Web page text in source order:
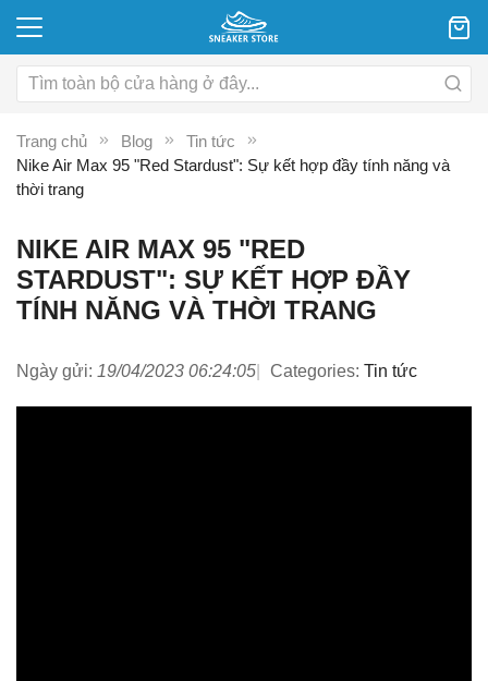
Trang chủ Blog
Tin tức
Nike Air Max 95 "Red Stardust": Sự kết hợp đầy tính năng và
thời trang
NIKE AIR MAX 95 "RED
STARDUST": SỰ KẾT HỢP ĐẦY
TÍNH NĂNG VÀ THỜI TRANG
Ngày gửi: 19/04/2023 06:24:05 Categories: Tin tức